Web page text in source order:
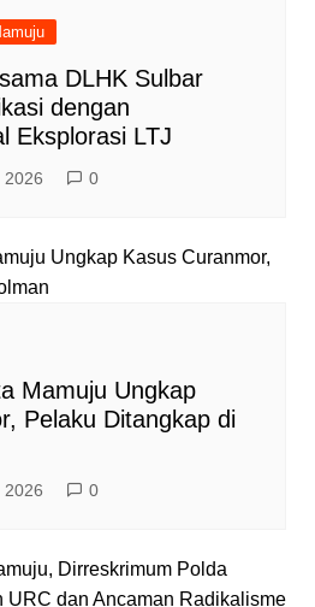
DLHK Sulbar
dengan
Eksplorasi LTJ
2026 0
Mamuju Ungkap
Pelaku Ditangkap di
2026 0